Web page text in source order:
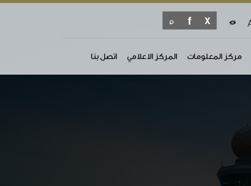
مركز المعلومات المركز الاعلامي اتصل بنا